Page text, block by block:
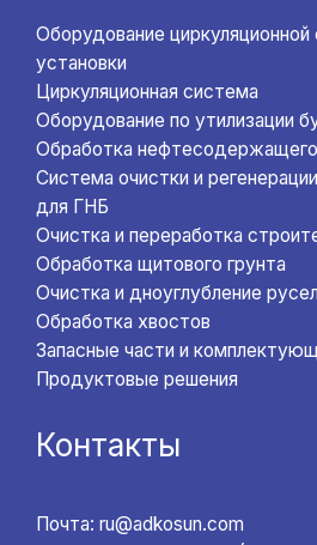
Оборудование
установки
Циркуляционная система
Оборудование по утилизации
Обработка
Система очистки и
для ГНБ
Очистка и переработка
Обработка щитового грунта
Очистка и дноуглубление
Обработка хвостов
Запасные части и
Продуктовые решения
Контакты
Почта: ru@adkosun.com